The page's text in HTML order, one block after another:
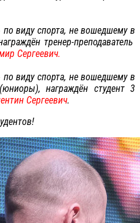
виду спорта, не вошедшему в
тренер-преподаватель
Сергеевич.
виду спорта, не вошедшему в
награждён студент 3
Сергеевич.